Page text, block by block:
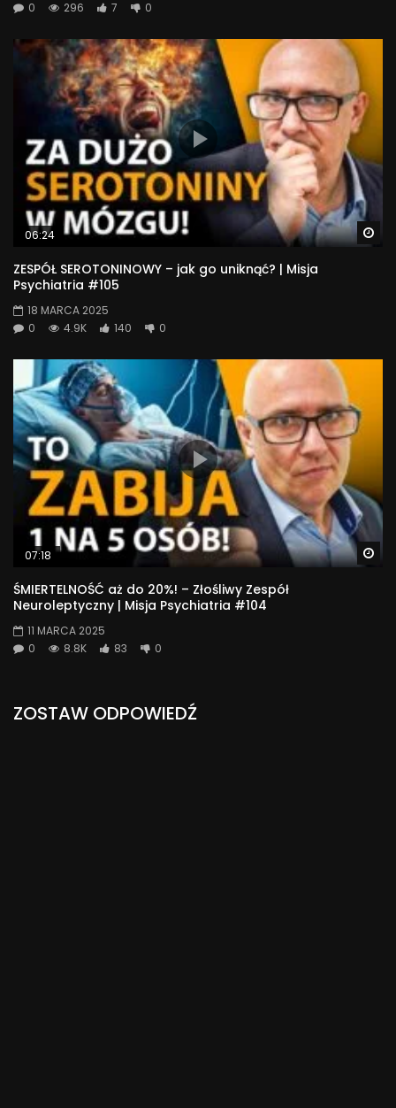
0 296 7 0
06:24
ZESPÓŁ SEROTONINOWY – jak go uniknąć? | Misja
Psychiatria #105
18 MARCA 2025
0
4.9K 140 0
07:18
ŚMIERTELNOŚĆ aż do 20%! – Złośliwy Zespół
Neuroleptyczny | Misja Psychiatria #104
11 MARCA 2025
0
8.8K 83 0
ZOSTAW ODPOWIEDŹ